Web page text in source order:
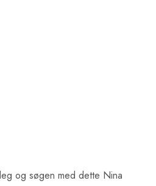
og søgen med dette Nina